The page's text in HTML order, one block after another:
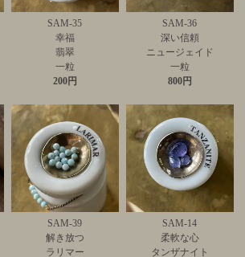
SAM-35
幸福
翡翠
一粒
200円
SAM-36
深い信頼
ニュージェイド
一粒
800円
SAM-39
解き放つ
ラリマー
SAM-14
柔軟な心
タンザナイト